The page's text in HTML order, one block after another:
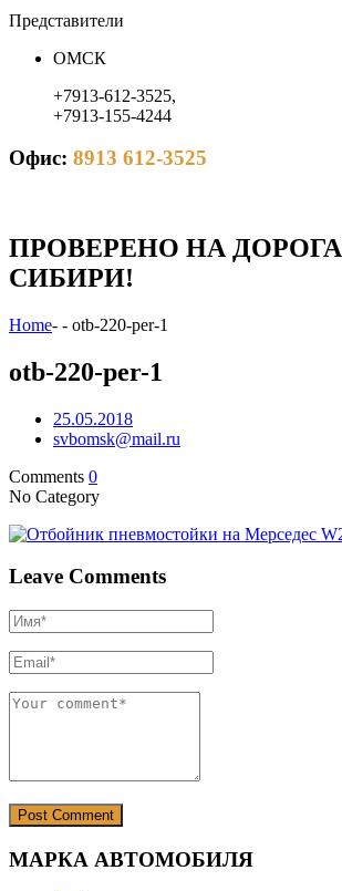
Представители
ОМСК
+7913-612-3525,
+7913-155-4244
Офис: 8913 612-3525
ПРОВЕРЕНО НА
СИБИРИ!
Home- - otb-220-per-1
otb-220-per-1
25.05.2018
svbomsk@mail.ru
Comments 0
No Category
Leave Comments
МАРКА АВТОМОБИЛЯ